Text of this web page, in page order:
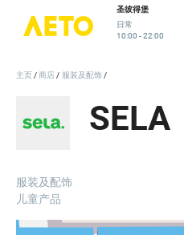
圣彼得堡
日常
10:00 - 22:00
SELA
服装及配饰
儿童产品
主页 商店 服装及配饰